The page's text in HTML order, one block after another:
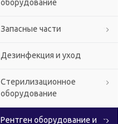
оборудование
Запасные части
Дезинфекция и уход
Стерилизационное
оборудование
Рентген оборудование и